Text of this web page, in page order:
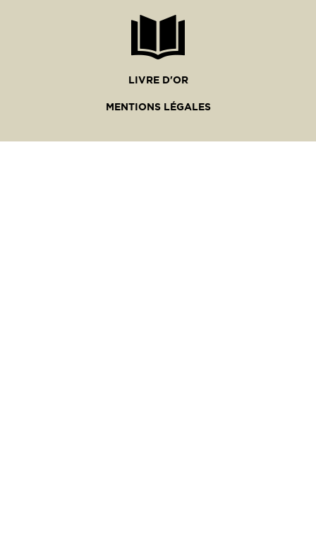
LIVRE D'OR
MENTIONS LÉGALES